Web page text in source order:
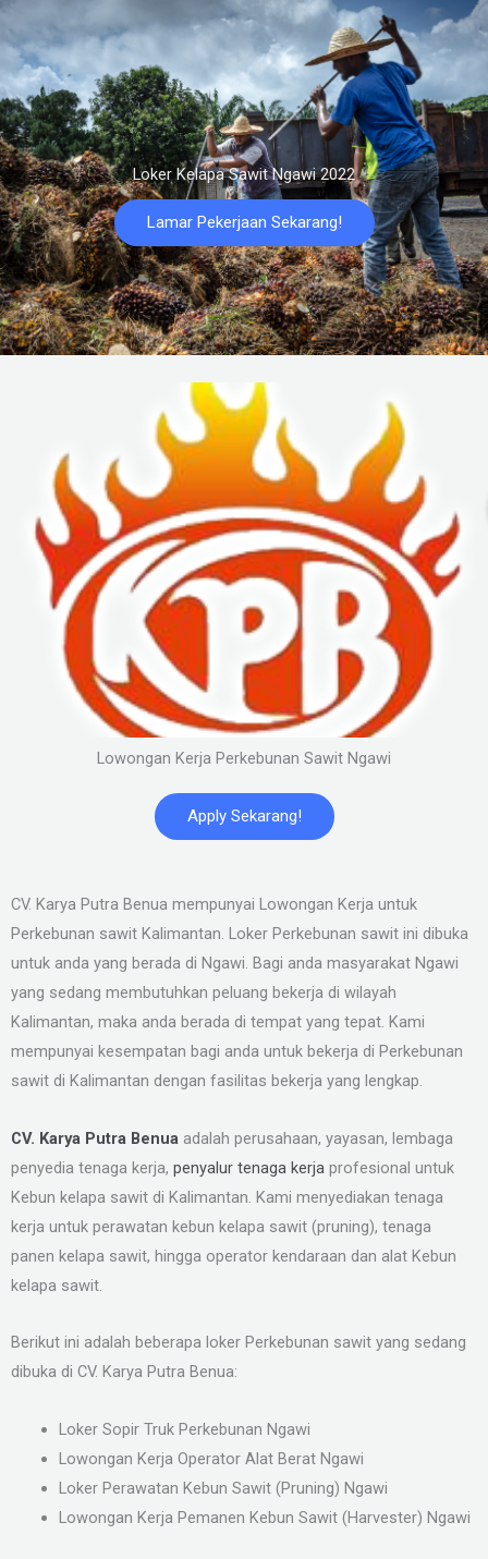
Loker Kelapa Sawit Ngawi 2022
Lamar Pekerjaan Sekarang!
Lowongan Kerja Perkebunan Sawit Ngawi
Apply Sekarang!
CV. Karya Putra Benua mempunyai Lowongan Kerja untuk
Perkebunan sawit Kalimantan. Loker Perkebunan sawit ini dibuka
untuk anda yang berada di Ngawi. Bagi anda masyarakat Ngawi
yang sedang membutuhkan peluang bekerja di wilayah
Kalimantan, maka anda berada di tempat yang tepat. Kami
mempunyai kesempatan bagi anda untuk bekerja di Perkebunan
sawit di Kalimantan dengan fasilitas bekerja yang lengkap.
CV. Karya Putra Benua adalah perusahaan, yayasan, lembaga
penyedia tenaga kerja, penyalur tenaga kerja profesional untuk
Kebun kelapa sawit di Kalimantan. Kami menyediakan tenaga
kerja untuk perawatan kebun kelapa sawit (pruning), tenaga
panen kelapa sawit, hingga operator kendaraan dan alat Kebun
kelapa sawit.
Berikut ini adalah beberapa loker Perkebunan sawit yang sedang
dibuka di CV. Karya Putra Benua:
Loker Sopir Truk Perkebunan Ngawi
Lowongan Kerja Operator Alat Berat Ngawi
Loker Perawatan Kebun Sawit (Pruning) Ngawi
Lowongan Kerja Pemanen Kebun Sawit (Harvester) Ngawi